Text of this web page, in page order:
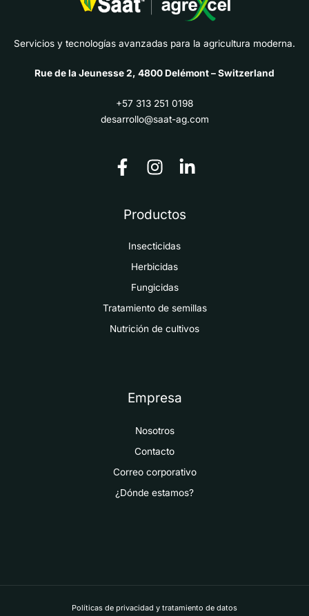
Servicios y tecnologías avanzadas para la agricultura moderna.
Rue de la Jeunesse 2, 4800 Delémont – Switzerland
+57 313 251 0198
desarrollo@saat-ag.com
Productos
Insecticidas
Herbicidas
Fungicidas
Tratamiento de semillas
Nutrición de cultivos
Empresa
Nosotros
Contacto
Correo corporativo
¿Dónde estamos?
Políticas de privacidad y tratamiento de datos